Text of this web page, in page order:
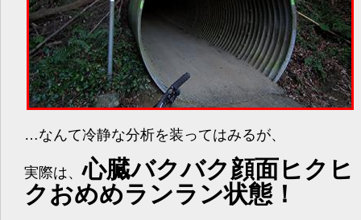
…なんて冷静な分析を装ってはみるが、
実際は、心臓バクバク顔面ヒクヒ
クおめめランラン状態！